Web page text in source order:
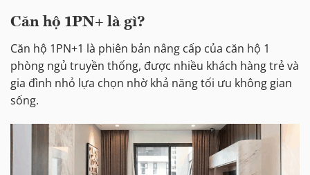
Căn hộ 1PN+ là gì?
Căn hộ 1PN+1 là phiên bản nâng cấp của căn hộ 1
phòng ngủ truyền thống, được nhiều khách hàng trẻ và
gia đình nhỏ lựa chọn nhờ khả năng tối ưu không gian
sống.